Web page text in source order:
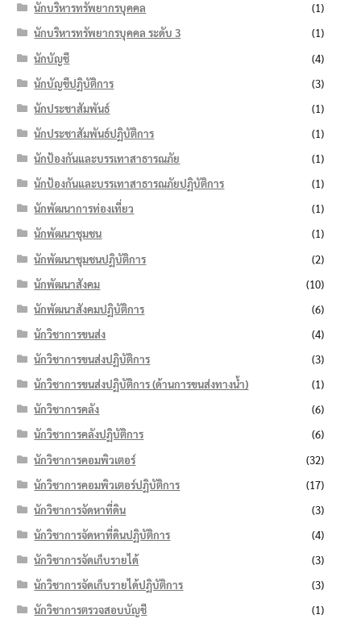
นักบริหารทรัพยากรบุคคล
(1)
นักบริหารทรัพยากรบุคคล ระดับ 3
(1)
นักบัญชี
(4)
นักบัญชีปฏิบัติการ
(3)
นักประชาสัมพันธ์
(1)
นักประชาสัมพันธ์ปฏิบัติการ
(1)
นักป้องกันและบรรเทาสาธารณภัย
(1)
นักป้องกันและบรรเทาสาธารณภัยปฏิบัติการ
(1)
นักพัฒนาการท่องเที่ยว
(1)
นักพัฒนาชุมชน
(1)
นักพัฒนาชุมชนปฏิบัติการ
(2)
นักพัฒนาสังคม
(10)
นักพัฒนาสังคมปฏิบัติการ
(6)
นักวิชาการขนส่ง
(4)
นักวิชาการขนส่งปฏิบัติการ
(3)
นักวิชาการขนส่งปฏิบัติการ (ด้านการขนส่งทางน้ำ)
(1)
นักวิชาการคลัง
(6)
นักวิชาการคลังปฏิบัติการ
(6)
นักวิชาการคอมพิวเตอร์
(32)
นักวิชาการคอมพิวเตอร์ปฏิบัติการ
(17)
นักวิชาการจัดหาที่ดิน
(3)
นักวิชาการจัดหาที่ดินปฏิบัติการ
(4)
นักวิชาการจัดเก็บรายได้
(3)
นักวิชาการจัดเก็บรายได้ปฏิบัติการ
(3)
นักวิชาการตรวจสอบบัญชี
(1)